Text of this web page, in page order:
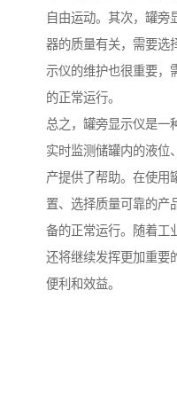
自由运动。其次，罐旁
器的质量有关，需要选
示仪的维护也很重要，
的正常运行。
总之，罐旁显示仪是一
实时监测储罐内的液位
产提供了帮助。在使用
置、选择质量可靠的产
备的正常运行。随着工
还将继续发挥更加重要
便利和效益。